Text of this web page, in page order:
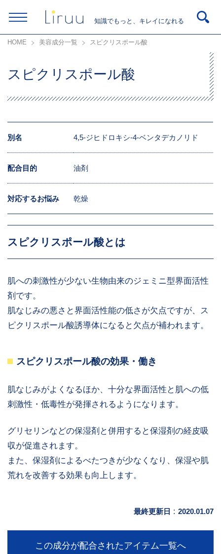
知識でもっと、キレイになれる
HOME 美容成分一覧 スピクリスポール酸
スピクリスポール酸
別名 4,5-ジヒドロキシ-4-ベンタデカノリド
配合目的 油剤
対応するお悩み 乾燥
スピクリスポール酸とは
肌への刺激性が少ない生物由来のジェミニ型界面活性
剤です。
肌なじみの悪さと界面活性能の低さが欠点ですが、ス
ピクリスポール酸誘導体になると欠点が補われます。
スピクリスポール酸の効果・働き
肌なじみがよくなるほか、十分な界面活性と肌への低
刺激性・低毒性が発揮されるようになります。
グリセリンなどの保湿剤と併用すると保湿剤の経皮吸
収が促進されます。
また、保湿剤によるべたつきが少なくなり、保湿や肌
荒れを改善する効果も向上します。
最終更新日 : 2020.01.07
この成分が配合されたアイテム一覧へ